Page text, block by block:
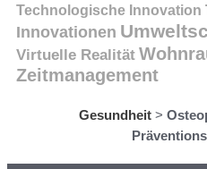
Technologische Innovation
Innovationen
Virtuelle Realität
Zeitmanagement
Gesundheit >